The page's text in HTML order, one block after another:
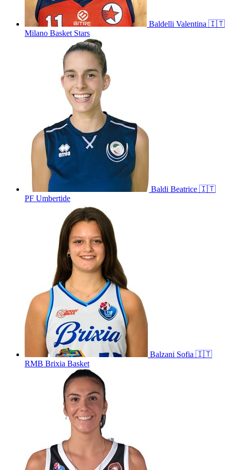
Baldelli Valentina 🇮🇹
Milano Basket Stars
Baldi Beatrice 🇮🇹
PF Umbertide
Balzani Sofia 🇮🇹
RMB Brixia Basket